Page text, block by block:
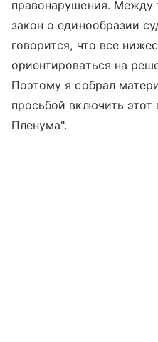
правонарушения. Между
закон о единообразии
говорится, что все
ориентироваться на
Поэтому я собрал
просьбой включить
Пленума".